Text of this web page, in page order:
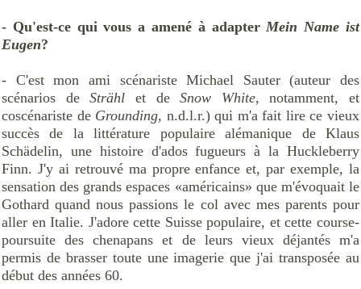
- Qu'est-ce qui vous a amené à adapter Mein Name ist
Eugen?
- C'est mon ami scénariste Michael Sauter (auteur des
scénarios deSträhl et deSnow White, notamment, et
coscénariste de Grounding, n.d.l.r.) qui m'a fait lire ce vieux
succès de la littérature populaire alémanique de Klaus
Schädelin, une histoire d'ados fugueurs à la Huckleberry
Finn. J'y ai retrouvé ma propre enfance et, par exemple, la
sensation des grands espaces «américains» que m'évoquait le
Gothard quand nous passions le col avec mes parents pour
aller en Italie. J'adore cette Suisse populaire, et cette course-
poursuite des chenapans et de leurs vieux déjantés m'a
permis de brasser toute une imagerie que j'ai transposée au
début des années 60.